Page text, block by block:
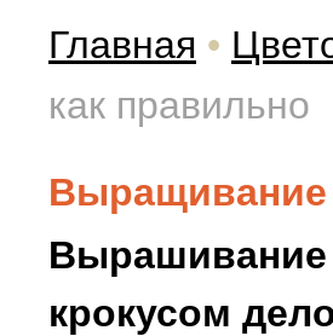
Главная •
как правильно
Выращивание
Вырашивание
крокусом